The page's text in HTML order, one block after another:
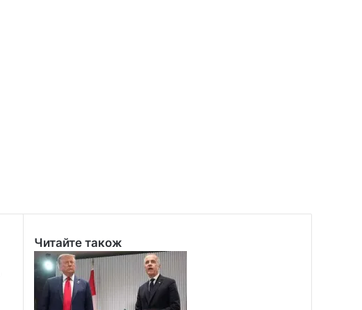
Читайте також
Close